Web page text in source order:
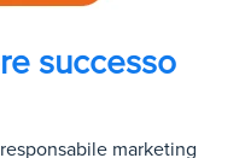
successo
marketing